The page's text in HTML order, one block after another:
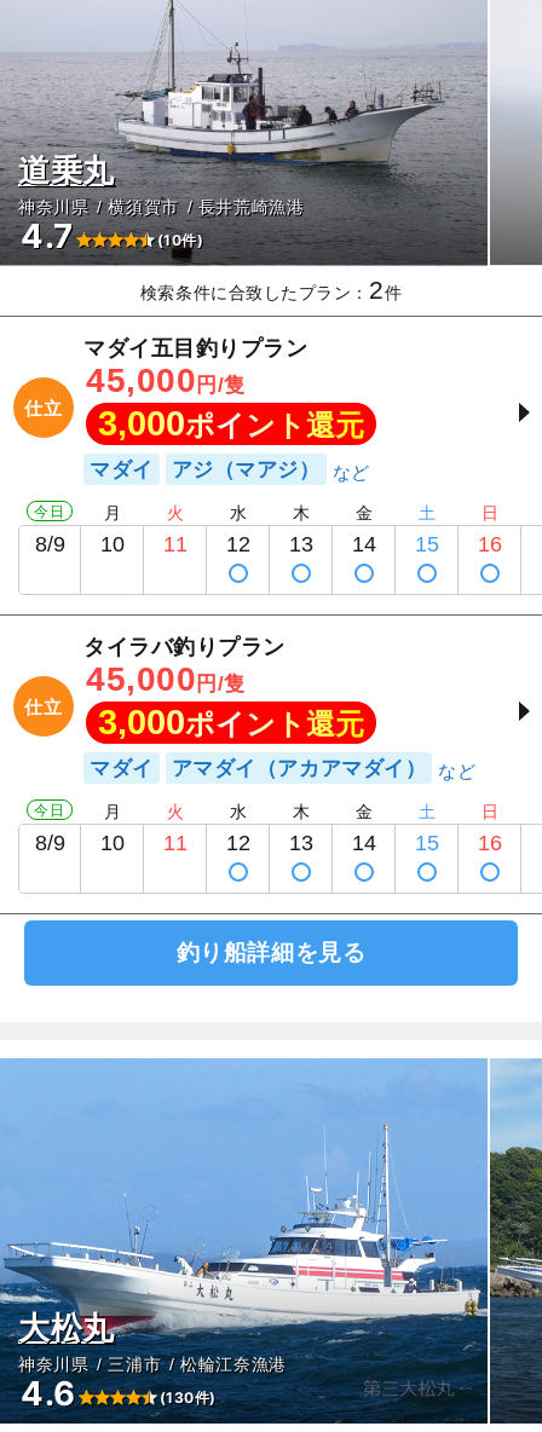
道乗丸
神奈川県 横須賀市 長井荒崎漁港
4.7 (10件)
検索条件に合致したプラン： 2件
仕立
マダイ五目釣りプラン
45,000 円/隻
3,000ポイント還元
マダイ アジ（マアジ）
今日
8/9
月
10
火
11
水
12
木
13
金
14
土
15
日
16
仕立
タイラバ釣りプラン
45,000 円/隻
3,000ポイント還元
マダイ アマダイ（アカアマダイ）
今日
8/9
月
10
火
11
水
12
木
13
金
14
土
15
日
16
釣り船詳細を見る
大松丸
神奈川県 三浦市 松輪江奈漁港
4.6 (130件)